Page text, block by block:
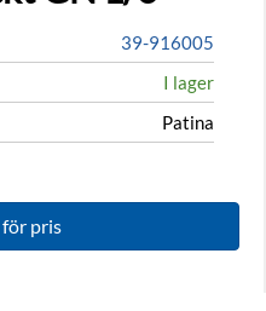
39-916005
I lager
Patina
för pris